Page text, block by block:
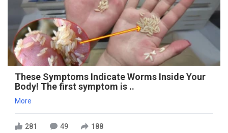
These Symptoms Indicate Worms Inside Your
Body! The first symptom is ..
More
281 49 188